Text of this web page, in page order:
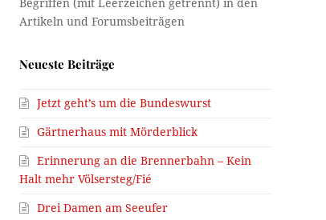
Neueste Beiträge
Jetzt geht’s um die Bundeswurst
Gärtnerhaus mit Mörderblick
Erinnerung an die Brennerbahn – Kein
Halt mehr Völsersteg/Fié
Drei Damen am Seeufer